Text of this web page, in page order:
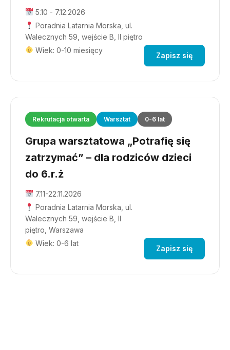
5.10 - 7.12.2026
Poradnia Latarnia Morska, ul.
Walecznych 59, wejście B, II piętro
Wiek: 0-10 miesięcy
Zapisz się
Rekrutacja otwarta Warsztat 0-6 lat
Grupa warsztatowa „Potrafię się
zatrzymać” – dla rodziców dzieci
do 6.r.ż
7.11-22.11.2026
Poradnia Latarnia Morska, ul.
Walecznych 59, wejście B, II
piętro, Warszawa
Wiek: 0-6 lat
Zapisz się